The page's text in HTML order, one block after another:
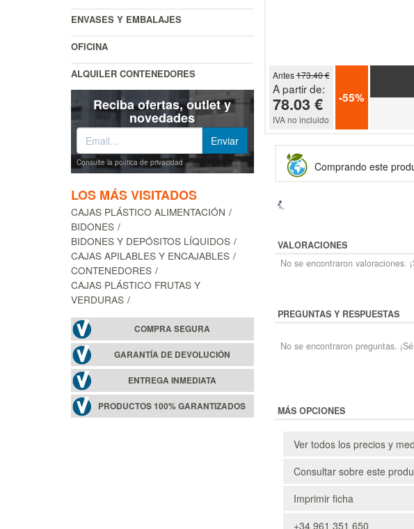
ENVASES Y EMBALAJES
OFICINA
ALQUILER CONTENEDORES
Reciba ofertas, outlet y
novedades
Consulte la política de privacidad
LOS MÁS VISITADOS
CAJAS PLÁSTICO ALIMENTACIÓN
BIDONES
BIDONES Y DEPÓSITOS LÍQUIDOS
CAJAS APILABLES Y ENCAJABLES
CONTENEDORES
CAJAS PLÁSTICO FRUTAS Y
VERDURAS
COMPRA SEGURA
GARANTÍA DE DEVOLUCIÓN
ENTREGA INMEDIATA
PRODUCTOS 100% GARANTIZADOS
Antes173.40 €
A partir de:
78.03 €
IVA no incluido
-55%
Comprando este
VALORACIONES
No se encontraron valoraciones.
PREGUNTAS Y RESPUESTAS
No se encontraron preguntas.
MÁS OPCIONES
Ver todos los precios y
Consultar sobre este
Imprimir ficha
+34 961 351 650